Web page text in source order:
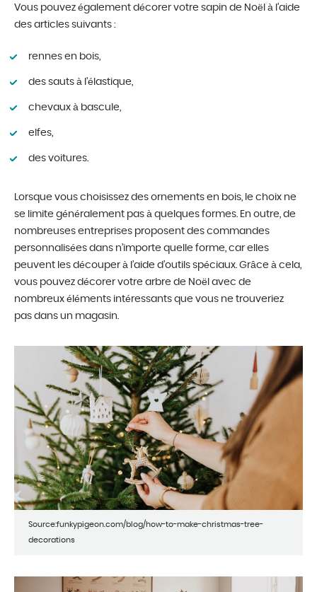
Vous pouvez également décorer votre sapin de Noël à l’aide
des articles suivants :
rennes en bois,
des sauts à l’élastique,
chevaux à bascule,
elfes,
des voitures.
Lorsque vous choisissez des ornements en bois, le choix ne
se limite généralement pas à quelques formes. En outre, de
nombreuses entreprises proposent des commandes
personnalisées dans n’importe quelle forme, car elles
peuvent les découper à l’aide d’outils spéciaux. Grâce à cela,
vous pouvez décorer votre arbre de Noël avec de
nombreux éléments intéressants que vous ne trouveriez
pas dans un magasin.
Source:funkypigeon.com/blog/how-to-make-christmas-tree-
decorations